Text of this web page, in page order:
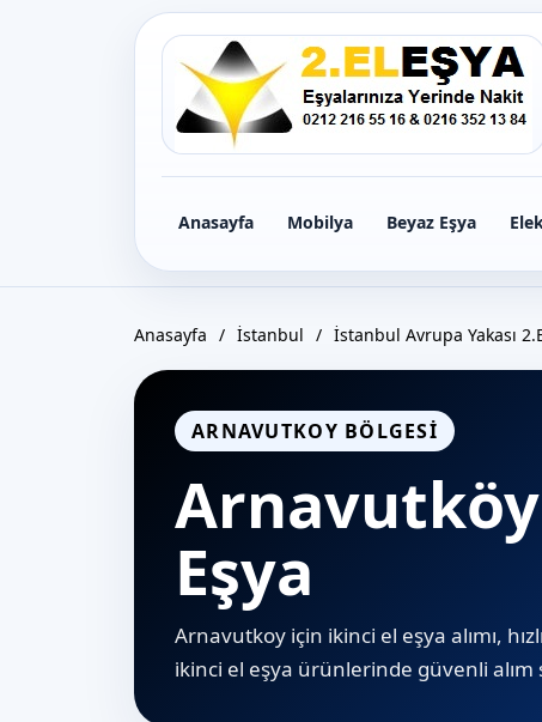
Anasayfa Mobilya Beyaz Eşya
Anasayfa / İstanbul / İstanbul Avrupa Yakası
ARNAVUTKOY BÖLGESI
Eşya
Arnavutkoy için ikinci el eşya alımı,
i̇kinci el eşya ürünlerinde güvenli alım